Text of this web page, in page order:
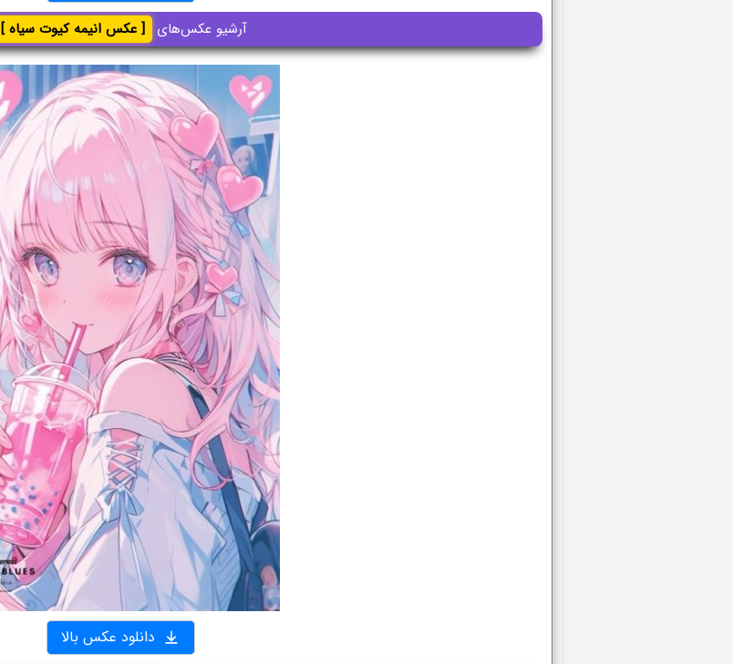
آرشیو عکس‌های [ عکس انیمه کیوت سیاه ]
دانلود عکس بالا